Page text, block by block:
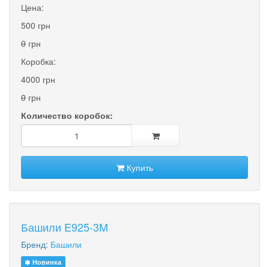
Цена:
500 грн
0 грн
Коробка:
4000 грн
0 грн
Количество коробок:
Купить
Башили E925-3M
Бренд: Башили
Новинка